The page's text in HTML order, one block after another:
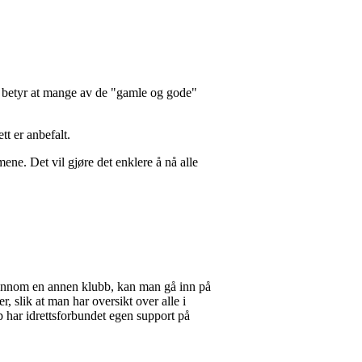
at mange av de "gamle og gode"
er anbefalt.
Det vil gjøre det enklere å nå alle
en annen klubb, kan man gå inn på
slik at man har oversikt over alle i
idrettsforbundet egen support på